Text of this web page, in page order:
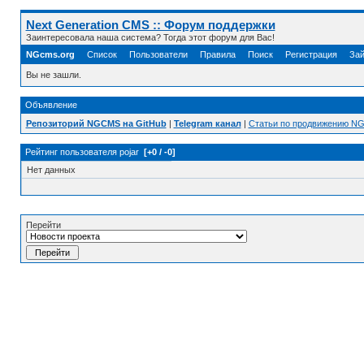
Next Generation CMS :: Форум поддержки
Заинтересовала наша система? Тогда этот форум для Вас!
NGcms.org
Список Пользователи Правила Поиск Регистрация
Вы не зашли.
Объявление
Репозиторий NGCMS на GitHub| Telegram канал| Статьи по продвижению
Рейтинг пользователя pojar [+0 / -0]
Нет данных
Перейти